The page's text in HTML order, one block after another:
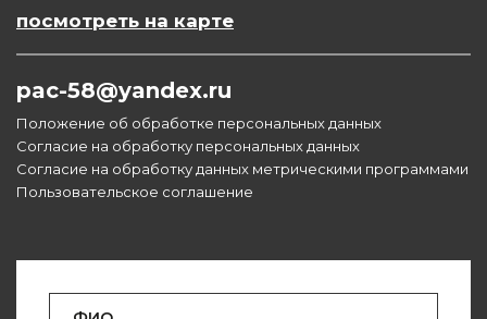
посмотреть на карте
pac-58@yandex.ru
Положение об обработке персональных данных
Согласие на обработку персональных данных
Согласие на обработку данных метрическими программами
Пользовательское соглашение